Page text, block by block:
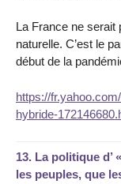
La France ne serait
naturelle. C’est le
début de la
https://
hybride-
13. La politique d’
les peuples, que